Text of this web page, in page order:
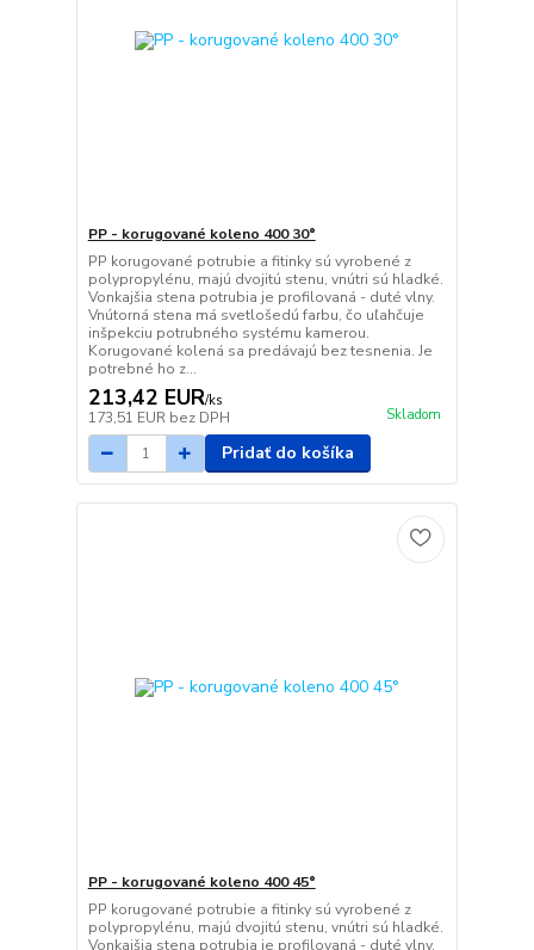
PP - korugované koleno 400 30°
PP korugované potrubie a fitinky sú vyrobené z
polypropylénu, majú dvojitú stenu, vnútri sú hladké.
Vonkajšia stena potrubia je profilovaná - duté vlny.
Vnútorná stena má svetlošedú farbu, čo uľahčuje
inšpekciu potrubného systému kamerou.
Korugované kolená sa predávajú bez tesnenia. Je
potrebné ho z...
213,42 EUR/ks
173,51 EUR bez DPH Skladom
Pridať do košíka
PP - korugované koleno 400 45°
PP korugované potrubie a fitinky sú vyrobené z
polypropylénu, majú dvojitú stenu, vnútri sú hladké.
Vonkajšia stena potrubia je profilovaná - duté vlny.